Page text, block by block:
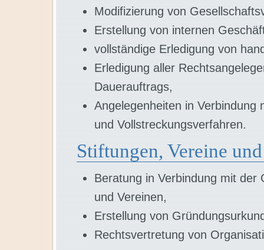
Modifizierung von
Erstellung von internen
vollständige Erledigung von
Erledigung aller
Dauerauftrags,
Angelegenheiten in
und Vollstreckungsverfahren.
Stiftungen, Vereine
Beratung in Verbindung mit
und Vereinen,
Erstellung von
Rechtsvertretung von